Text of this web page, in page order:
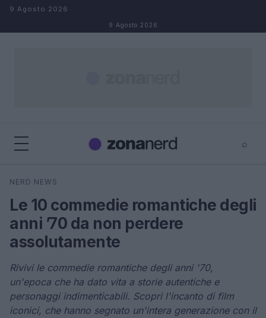
Salta al contenuto
9 Agosto 2026
9 Agosto 2026
⌕
Cerca
NERD NEWS
Le 10 commedie romantiche degli
anni ’70 da non perdere
assolutamente
Rivivi le commedie romantiche degli anni '70,
un'epoca che ha dato vita a storie autentiche e
personaggi indimenticabili. Scopri l'incanto di film
iconici, che hanno segnato un'intera generazione con il